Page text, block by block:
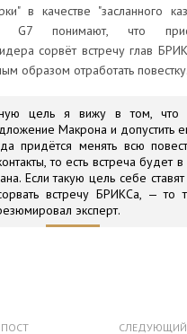
в качестве "засланного
G7 понимают, что
сорвёт встречу глав
образом отработать повестку.
цель я вижу в том, что
Макрона и допустить
придётся менять всю
то есть встреча будет в
Если такую цель себе
встречу БРИКСа, — то
эксперт.